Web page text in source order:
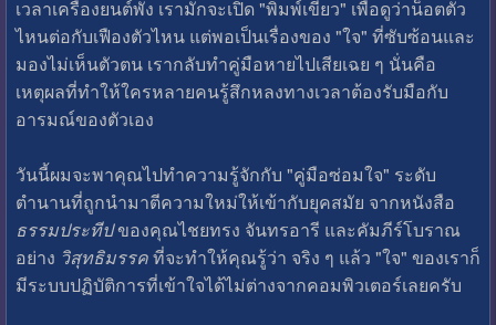
เวลาเครื่องยนต์พัง เรามักจะเปิด "พิมพ์เขียว" เพื่อดูว่าน็อตตัว
ไหนต่อกับเฟืองตัวไหน แต่พอเป็นเรื่องของ "ใจ" ที่ซับซ้อนและ
มองไม่เห็นตัวตน เรากลับทำคู่มือหายไปเสียเฉย ๆ นั่นคือ
เหตุผลที่ทำให้ใครหลายคนรู้สึกหลงทางเวลาต้องรับมือกับ
อารมณ์ของตัวเอง
วันนี้ผมจะพาคุณไปทำความรู้จักกับ "คู่มือซ่อมใจ" ระดับ
ตำนานที่ถูกนำมาตีความใหม่ให้เข้ากับยุคสมัย จากหนังสือ
ธรรมประทีปของคุณไชยทรง จันทรอารี และคัมภีร์โบราณ
อย่าง วิสุทธิมรรคที่จะทำให้คุณรู้ว่า จริง ๆ แล้ว "ใจ" ของเราก็
มีระบบปฏิบัติการที่เข้าใจได้ไม่ต่างจากคอมพิวเตอร์เลยครับ